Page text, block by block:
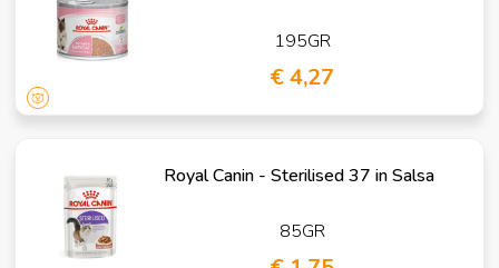
195GR
€ 4,27
Royal Canin - Sterilised 37 in Salsa
85GR